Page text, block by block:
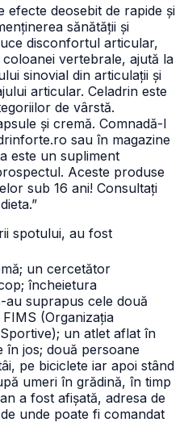
efecte deosebit de rapide și
sănătății și
disconfortul articular,
vertebrale, ajută la
sinovial din articulații și
articular. Celadrin este
de vârstă.
și cremă. Comnadă-l
sau în magazine
este un supliment
Aceste produse
sub 16 ani! Consultați
spotului, au fost
un cercetător
încheietura
suprapus cele două
(Organizația
un atlet aflat în
în jos; două persoane
pe biciclete iar apoi stând
umeri în grădină, în timp
a fost afișată, adresa de
unde poate fi comandat